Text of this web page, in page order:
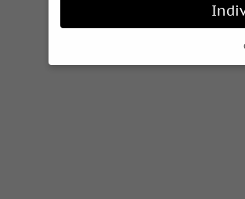
Wenn Sie unter 16 Jahre alt
können verarbeitet werden (z. B.